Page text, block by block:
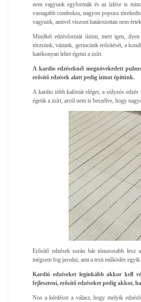
nem vagyunk egyformák és az ízlése is
vastagabb combokra, nagyon popsira
vagyunk, amivel viszont határozottan nem
Mindkét edzésformát űzöm, mert igen,
törzsünk, vázunk, gerincünk erősítését, a
hatékonyan lehet égetni a zsírt.
A kardio edzéseknél megnövekedett
erősítő edzések alatt pedig izmot építünk.
A kardio több kalóriát eléget, a súlyzós
égetik a zsírt, arról nem is beszélve, hogy
Erősítő edzések során bár tónusosabb lesz
mégsem fog javulni, ami a testi működés egyik
Kardió edzéseket leginkább akkor kell
fejleszteni, erősítő edzéseket pedig akkor,
Nos a kérdésre a válasz, hogy melyik